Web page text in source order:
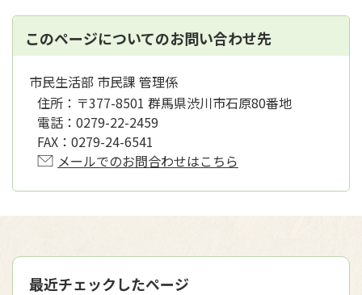
このページについてのお問い合わせ先
市民生活部 市民課 管理係
住所： 〒377-8501 群馬県渋川市石原80番地
電話： 0279-22-2459
FAX： 0279-24-6541
メールでのお問合わせはこちら
最近チェックしたページ